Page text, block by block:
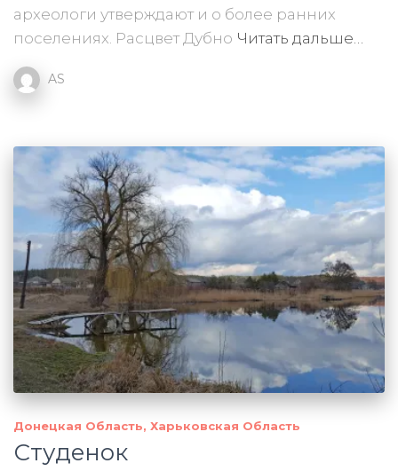
археологи утверждают и о более ранних
поселениях. Расцвет Дубно Читать дальше…
AS
Донецкая Область Харьковская Область
Студенок